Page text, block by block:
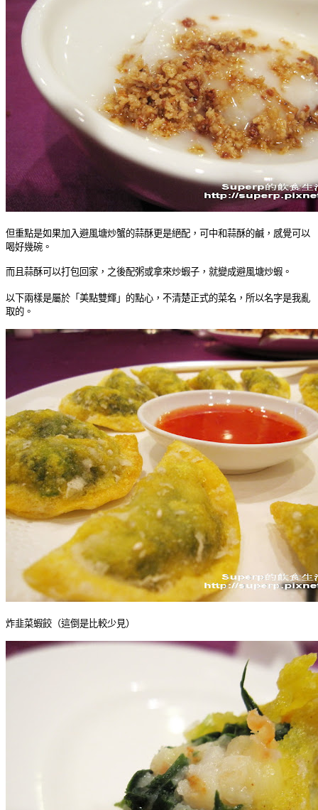
但重點是如果加入避風塘炒蟹的蒜酥更是絕配，可中和蒜酥的鹹，感覺可以
喝好幾碗。
而且蒜酥可以打包回家，之後配粥或拿來炒蝦子，就變成避風塘炒蝦。
以下兩樣是屬於「美點雙輝」的點心，不清楚正式的菜名，所以名字是我亂
取的。
炸韭菜蝦餃（這倒是比較少見）